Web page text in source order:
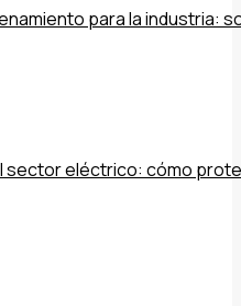
para la industria:
sector eléctrico: cómo